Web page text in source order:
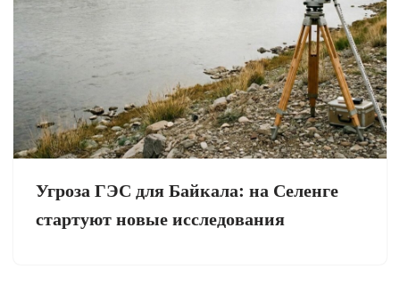
Угроза ГЭС для Байкала: на Селенге
стартуют новые исследования